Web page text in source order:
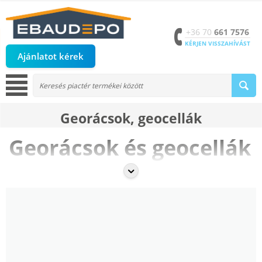
Ajánlatot kérek
+36 70 661 7576
KÉRJEN VISSZAHÍVÁST
Georácsok, geocellák
Georácsok és geocellák
fejlett geotechnikai megoldásokat kínálnak
talajstabilizáláshoz, útépítéshez, töltésekhez és lejtők védelméhez.